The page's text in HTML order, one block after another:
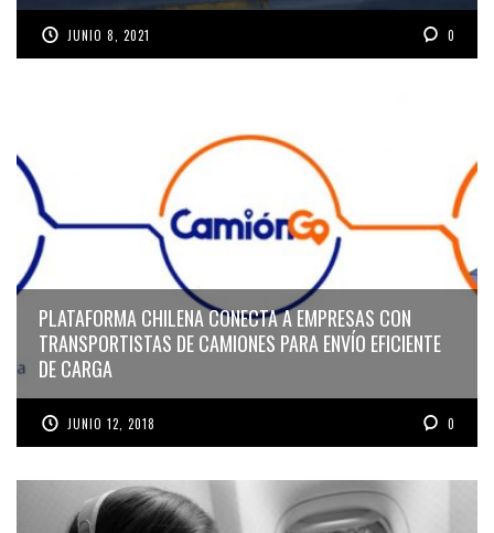
JUNIO 8, 2021 0
PLATAFORMA CHILENA CONECTA A EMPRESAS CON
TRANSPORTISTAS DE CAMIONES PARA ENVÍO EFICIENTE
DE CARGA
JUNIO 12, 2018 0